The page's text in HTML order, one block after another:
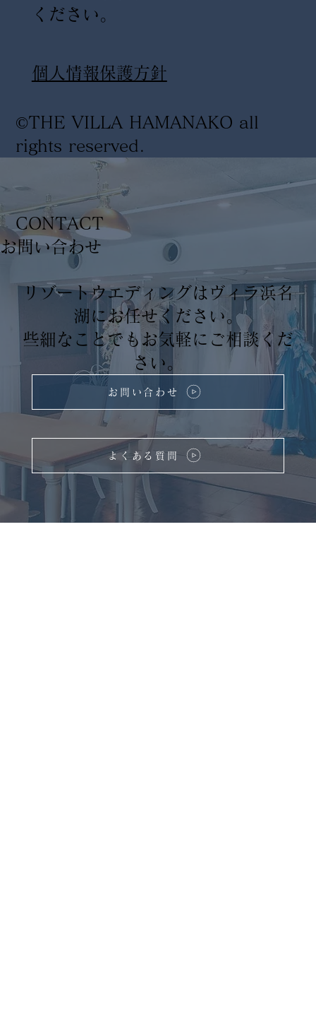
©THE VILLA HAMANAKO all
rights reserved .
​個人情報保護方針
ください。
リゾートウエディングはヴィラ浜名
湖にお任せください。
些細なことでもお気軽にご相談くだ
さい。
よくある質問
CONTACT
お問い合わせ
​お問い合わせ